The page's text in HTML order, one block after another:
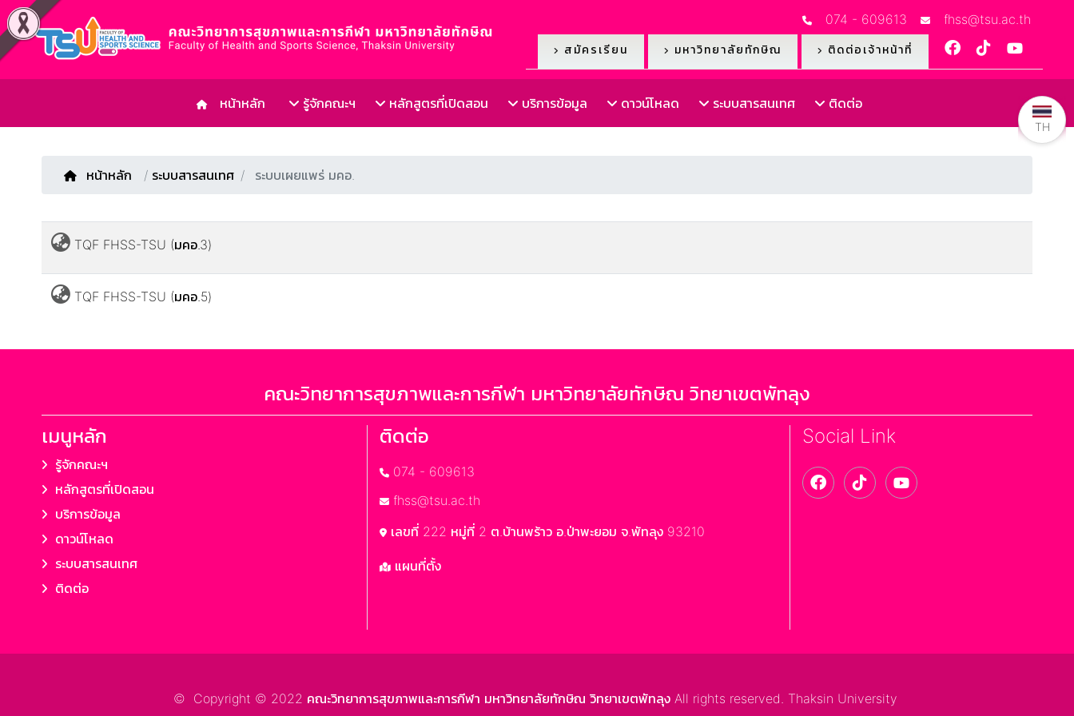
074 - 609613 fhss@tsu.ac.th
สมัครเรียน มหาวิทยาลัยทักษิณ ติดต่อเจ้าหน้าที่
หน้าหลัก รู้จักคณะฯ หลักสูตรที่เปิดสอน บริการข้อมูล ดาวน์โหลด ระบบสารสนเทศ ติดต่อ
หน้าหลัก / ระบบสารสนเทศ ระบบเผยแพร่ มคอ.
TQF FHSS-TSU (มคอ.3)
TQF FHSS-TSU (มคอ.5)
คณะวิทยาการสุขภาพและการกีฬา มหาวิทยาลัยทักษิณ วิทยาเขตพัทลุง
เมนูหลัก
รู้จักคณะฯ
หลักสูตรที่เปิดสอน
บริการข้อมูล
ดาวน์โหลด
ระบบสารสนเทศ
ติดต่อ
ติดต่อ
074 - 609613
fhss@tsu.ac.th
เลขที่ 222 หมู่ที่ 2 ต.บ้านพร้าว อ.ป่าพะยอม จ.พัทลุง 93210
แผนที่ตั้ง
Social Link
© Copyright © 2022 คณะวิทยาการสุขภาพและการกีฬา มหาวิทยาลัยทักษิณ วิทยาเขตพัทลุง All rights reserved. Thaksin University
TH